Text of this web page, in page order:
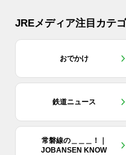
JREメディア注目カテ
おでかけ
鉄道ニュース
常磐線の＿＿＿！｜
JOBANSEN KNOW